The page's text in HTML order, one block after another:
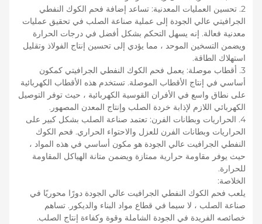
2. تحسين العمليات المعدنية: تساعد إضافة فحم الكوك النفطي
الجرافيتي عالي الجودة إلى عملية صناعة الصلب في تحقيق عمليات
معدنية فعالة. إنه يسهل التحكم بشكل أفضل في درجات الحرارة
ويضمن التسخين الموحد ، مما يؤدي إلى تحسين إنتاج الفولاذ وتقليل
استهلاك الطاقة.
3. أقطاب موصلة: يعمل فحم الكوك النفطي الجرافيتي كمكون
أساسي في إنتاج الأقطاب الموصلة. تستخدم هذه الأقطاب الكهربائية
على نطاق واسع في الأفران القوسية الكهربائية ، حيث توفر التوصيل
الكهربائي اللازم لإذابة خردة الصلب وإنتاج المعدن المصهور.
4. الحراريات وبطانات الفرن: تعتمد صناعة الصلب بشكل كبير على
الحراريات وبطانات الفرن للعزل والاحتواء الحراري. فحم الكوك
النفطي الجرافيت عالي الجودة هو مكون أساسي في هذه المواد ،
حيث يوفر مقاومة حرارية ممتازة ويضمن متانة الهياكل المقاومة
للحرارة.
الخلاصة:
يلعب فحم الكوك النفطي الجرافيت عالي الجودة دورًا محوريًا في
صناعة الصلب ، لا سيما في قطاع مواد البناء والديكور. تساهم
خصائصه الفريدة في الجودة الشاملة وقوة وكفاءة إنتاج الصلب.